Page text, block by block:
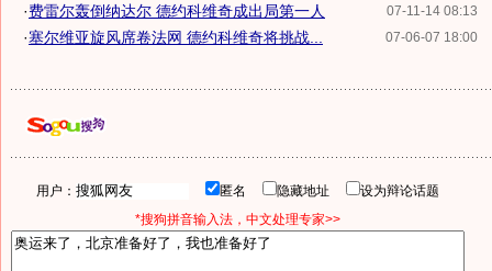
07-11-14 08:13
·费雷尔轰倒纳达尔 德约科维奇成出局第一人
07-06-07 18:00
·塞尔维亚旋风席卷法网 德约科维奇将挑战...
用户： 匿名 隐藏地址
设为辩论话题
*搜狗拼音输入法，中文处理专家>>